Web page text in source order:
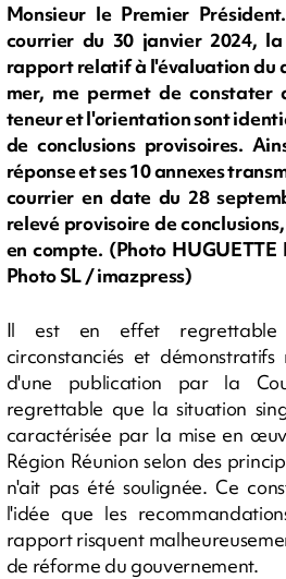
Monsieur le Premier
courrier du 30 janvier 2024,
rapport relatif à l'évaluation du
mer, me permet de constater
teneur et l'orientation sont
de conclusions provisoires.
réponse et ses 10 annexes
courrier en date du 28
relevé provisoire de
en compte. (Photo HUGUETTE
Photo SL / imazpress)
Il est en effet regrettable
circonstanciés et
d'une publication par la
regrettable que la situation
caractérisée par la mise en
Région Réunion selon des
n'ait pas été soulignée. Ce
l'idée que les
rapport risquent
de réforme du gouvernement.